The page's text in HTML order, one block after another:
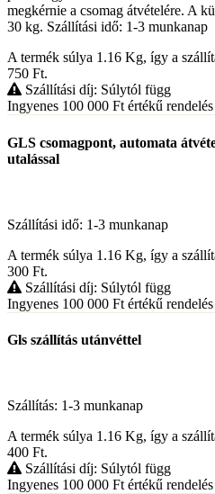
megkérnie a csomag átvételére. A
30 kg. Szállítási idő: 1-3 munkanap
A termék súlya 1.16 Kg, így a
750 Ft.
Szállítási díj: Súlytól függ
Ingyenes 100 000 Ft értékű
GLS csomagpont, automata
utalással
Szállítási idő: 1-3 munkanap
A termék súlya 1.16 Kg, így a
300 Ft.
Szállítási díj: Súlytól függ
Ingyenes 100 000 Ft értékű
Gls szállítás utánvéttel
Szállítás: 1-3 munkanap
A termék súlya 1.16 Kg, így a
400 Ft.
Szállítási díj: Súlytól függ
Ingyenes 100 000 Ftértékű